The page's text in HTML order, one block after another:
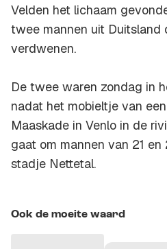
Velden het lichaam
twee mannen uit Duitsland
verdwenen.
De twee waren zondag in
nadat het mobieltje van
Maaskade in Venlo in de
gaat om mannen van 21
stadje Nettetal.
Ook de moeite waard